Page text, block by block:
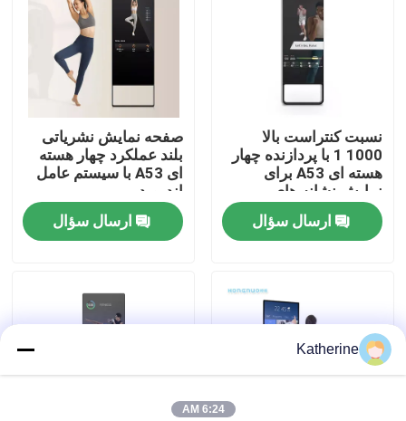
فیلم های
دربارهی ما
کنترل کیفیت
تماس با ما
درخواست نقل قول
نسبت کنتراست بالا
1000 1 با پردازنده چهار
هسته ای A53 برای
نمایش نشانه های
ایستاده کف
ارسال سؤال
صفحه نمایش نشریاتی
بلند عملکرد چهار هسته
ای A53 با سیستم عامل
اندروید
ارسال سؤال
Katherine
6:24 AM